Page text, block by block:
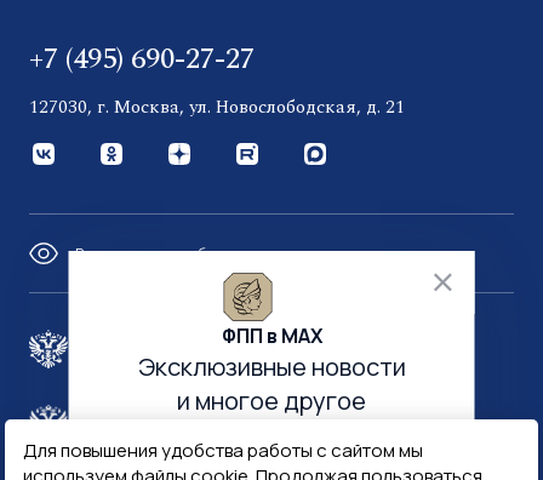
Для повышения удобства работы с сайтом мы
+7 (495) 690-27-27
127030, г. Москва, ул. Новослободская, д. 21
Версия для слабовидящих
Правительство России
ФПП в МАХ
Эксклюзивные новости
и многое другое